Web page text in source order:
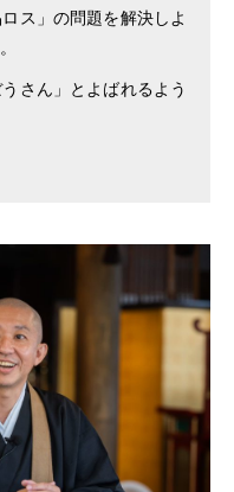
ス」の問題を解決しよ
さん」とよばれるよう